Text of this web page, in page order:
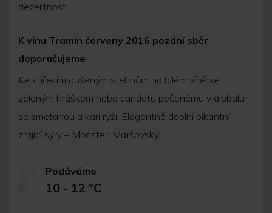
dezertnosti.
K vínu Tramín červený 2016 pozdní sběr
doporučujeme
Ke kuřecím dušeným stehnům na bílém víně se
zeleným hráškem nebo candátu pečenému v alobalu
se smetanou a kari rýží. Elegantně doplní pikantní
zrající sýry – Monster, Maršovský.
Podáváme
10 - 12 °C